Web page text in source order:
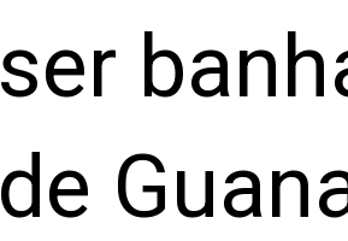
ser
de